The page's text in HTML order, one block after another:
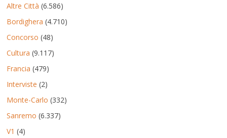
Altre Città (6.586)
Bordighera (4.710)
Concorso (48)
Cultura (9.117)
Francia (479)
Interviste (2)
Monte-Carlo (332)
Sanremo (6.337)
V1 (4)